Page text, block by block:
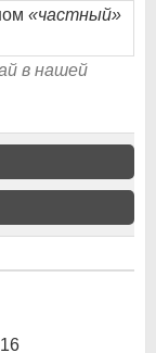
«частный»
в нашей
16